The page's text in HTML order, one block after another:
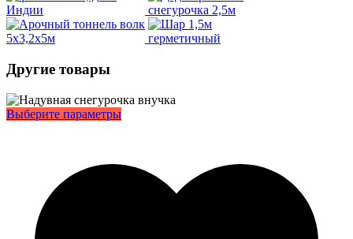
Другие товары
Выберите параметрыЭтот
вариаций.